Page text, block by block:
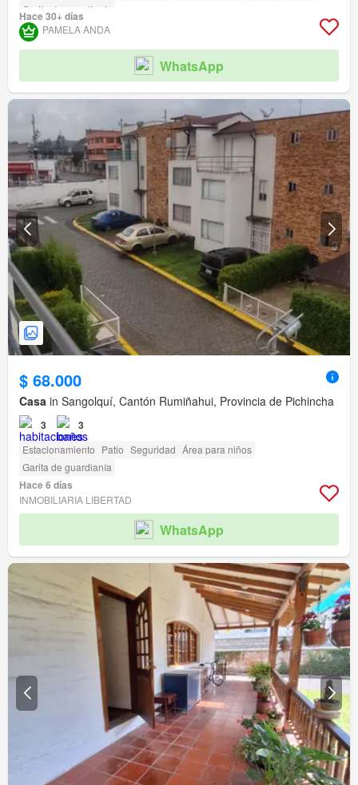
Garita de guardianía
Hace 30+ días
PAMELA ANDA
WhatsApp
$ 68.000
Casa in Sangolquí, Cantón Rumiñahui, Provincia de Pichincha
3 3
Estacionamiento Patio Seguridad Área para niños
Garita de guardianía
Hace 6 días
INMOBILIARIA LIBERTAD
WhatsApp